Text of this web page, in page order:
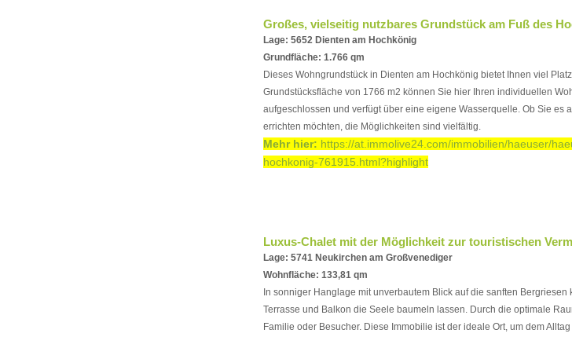
Großes, vielseitig nutzbares Grundstück am Fuß des
Lage: 5652 Dienten am Hochkönig
Grundfläche: 1.766 qm
Dieses Wohngrundstück in Dienten am Hochkönig bietet Ihnen viel
Grundstücksfläche von 1766 m2 können Sie hier Ihren individuellen
aufgeschlossen und verfügt über eine eigene Wasserquelle. Ob Sie es
errichten möchten, die Möglichkeiten sind vielfältig.
Mehr hier: https://at.immolive24.com/immobilien/haeuser/
hochkonig-761915.html?highlight
Luxus-Chalet mit der Möglichkeit zur touristischen
Lage: 5741 Neukirchen am Großvenediger
Wohnfläche: 133,81 qm
In sonniger Hanglage mit unverbautem Blick auf die sanften
Terrasse und Balkon die Seele baumeln lassen. Durch die optimale
Familie oder Besucher. Diese Immobilie ist der ideale Ort, um dem